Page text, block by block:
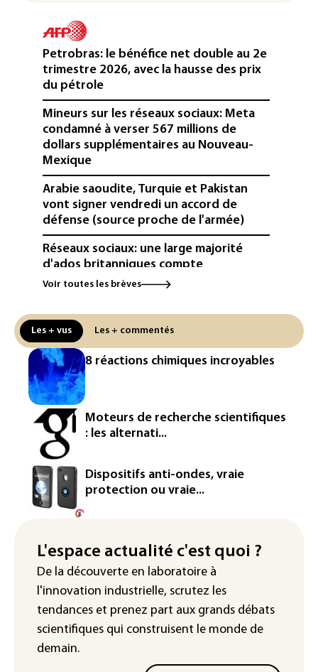
Petrobras: le bénéfice net double au 2e
trimestre 2026, avec la hausse des prix
du pétrole
Mineurs sur les réseaux sociaux: Meta
condamné à verser 567 millions de
dollars supplémentaires au Nouveau-
Mexique
Arabie saoudite, Turquie et Pakistan
vont signer vendredi un accord de
défense (source proche de l'armée)
Réseaux sociaux: une large majorité
d'ados britanniques compte
contourner le couvre-feu (sondage)
un matériau clé dominé par la Chine
Les Etats-Unis veulent contrôler la
production d'un composant des
semiconducteurs et panneaux solaires
Washington étend le contrôle des
réseaux sociaux des étrangers
demandeurs de visas
Rugby: le Stade français victime d'une
cyberattaque
Enquête ouverte après la fuite des
d'Intermarché
La Slovaquie enregistre un record
absolu de 42,2°C (services
météorologiques)
Voir toutes les brèves
Les + vus Les + commentés
8 réactions chimiques incroyables
Moteurs de recherche scientifiques
: les alternati...
Dispositifs anti-ondes, vraie
protection ou vraie...
L'espace actualité c'est quoi ?
De la découverte en laboratoire à
l'innovation industrielle, scrutez les
tendances et prenez part aux grands débats
scientifiques qui construisent le monde de
demain.